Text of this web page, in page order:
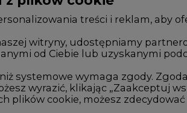
2025 na CIRE
2024 na CIRE
2023 na CIRE
2022 na CIRE
Zmiany
Studio
witryny, udostępniamy
systemowe wymaga zgody.
plików cookie, możesz
ją w dowolnym momencie